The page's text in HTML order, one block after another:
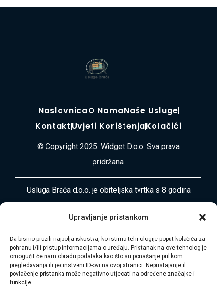
Upravljanje pristankom
Da bismo pružili najbolja iskustva, koristimo tehnologije poput kolačića za
pohranu i/ili pristup informacijama o uređaju. Pristanak na ove tehnologije
omogućit će nam obradu podataka kao što su ponašanje prilikom
pregledavanja ili jedinstveni ID-ovi na ovoj stranici. Nepristajanje ili
povlačenje pristanka može negativno utjecati na određene značajke i
funkcije.
NaslovnicaO NamaNaše Usluge
KontaktUvjeti KorištenjaKolačići
© Copyright 2025. Widget D.o.o. Sva prava
pridržana.
Usluga Braća d.o.o. je obiteljska tvrtka s 8 godina
iskustva u pružanju cjelovitih usluga selidbe, odvoza
otpada, čišćenja i uređenja okoliša diljem
Primorsko-goranske županije i Istre. Naša misija je
vaša bezbrižnost i zadovoljstvo.
Adresa:Plase 45, 51000 RIJEKA